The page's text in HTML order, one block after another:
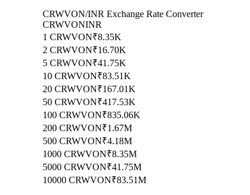
CRWVON/INR Exchange Rate Converter
CRWVONINR
1 CRWVON₹8.35K
2 CRWVON₹16.70K
5 CRWVON₹41.75K
10 CRWVON₹83.51K
20 CRWVON₹167.01K
50 CRWVON₹417.53K
100 CRWVON₹835.06K
200 CRWVON₹1.67M
500 CRWVON₹4.18M
1000 CRWVON₹8.35M
5000 CRWVON₹41.75M
10000 CRWVON₹83.51M